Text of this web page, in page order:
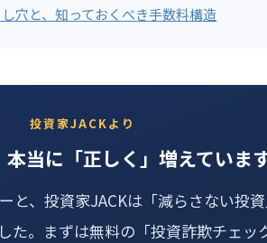
穴と、知っておくべき手数料構造
投資家JACKより
当に「正しく」増えていま
と、投資家JACKは「減らさない投
た。まずは無料の「投資詐欺チェッ